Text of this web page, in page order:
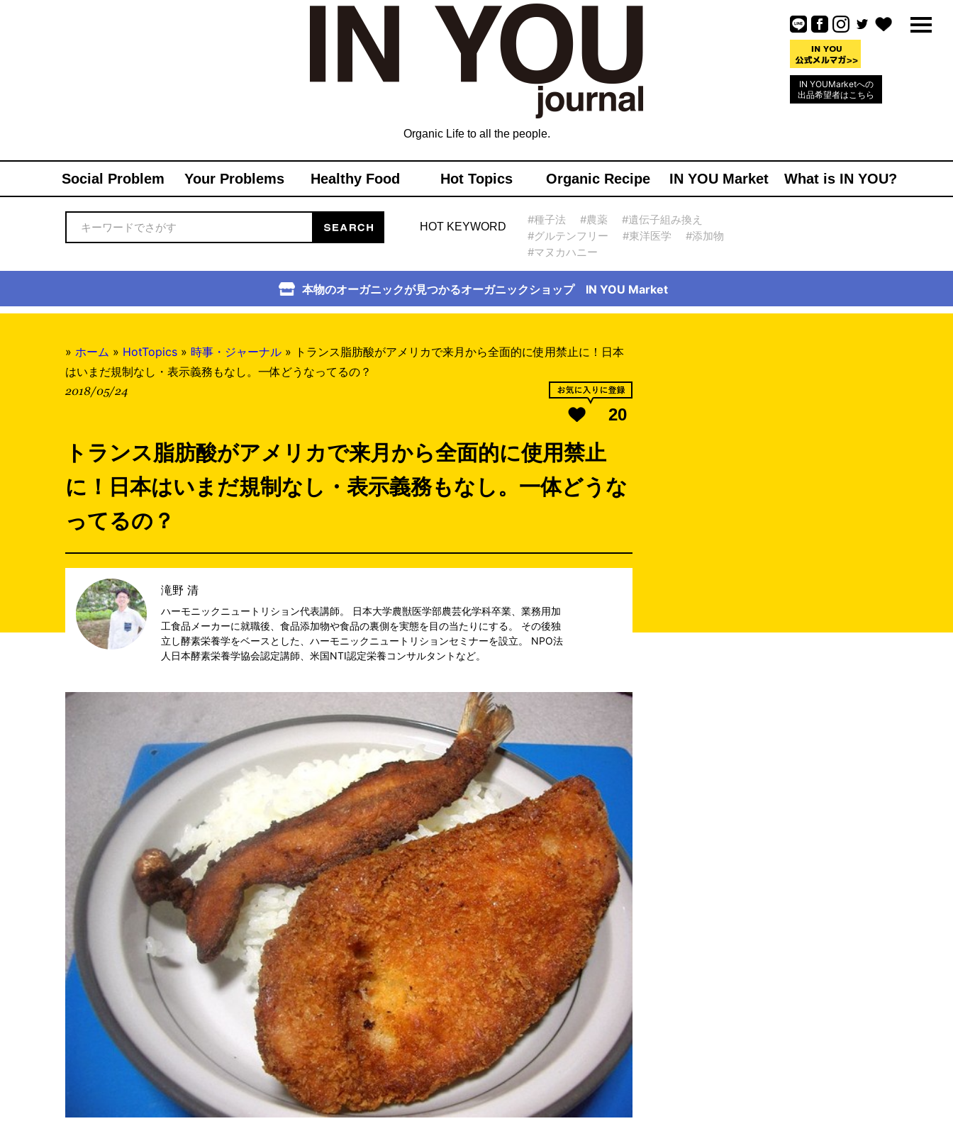
IN YOUMarketへの
出品希望者はこちら
Organic Life to all the people.
Social Problem Your Problems Healthy Food Hot Topics Organic Recipe IN YOU Market What is IN YOU?
HOT KEYWORD
#種子法 #農薬
#遺伝子組み換え
#グルテンフリー
#東洋医学
#添加物
#マヌカハニー
本物のオーガニックが見つかるオーガニックショップ IN YOU Market
» ホーム » HotTopics » 時事・ジャーナル » トランス脂肪酸がアメリカで来月から全面的に使用禁止に！日本
はいまだ規制なし・表示義務もなし。一体どうなってるの？
2018/05/24
20
トランス脂肪酸がアメリカで来月から全面的に使用禁止
に！日本はいまだ規制なし・表示義務もなし。一体どうな
ってるの？
滝野 清
ハーモニックニュートリション代表講師。 日本大学農獣医学部農芸化学科卒業、業務用加
工食品メーカーに就職後、食品添加物や食品の裏側を実態を目の当たりにする。 その後独
立し酵素栄養学をベースとした、ハーモニックニュートリションセミナーを設立。 NPO法
人日本酵素栄養学協会認定講師、米国NTI認定栄養コンサルタントなど。